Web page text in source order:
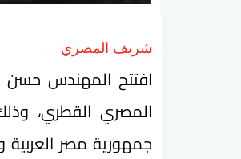
شريف المصري
افتتح المهندس حسن
المصري القطري، وذلك
جمهورية مصر العربية